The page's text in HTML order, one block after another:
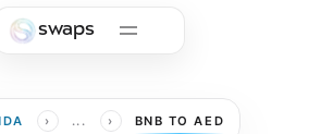
swaps
› ... › BNB TO AED